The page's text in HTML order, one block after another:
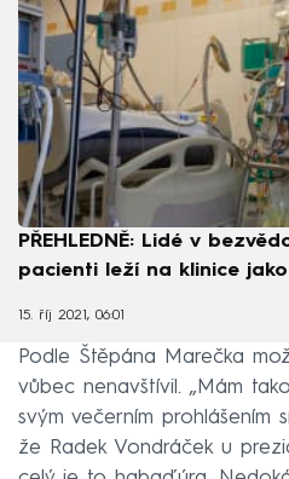
PŘEHLEDNĚ: Lidé v
pacienti leží na klinice jako
15. říj 2021, 06:01
Podle Štěpána Marečka
vůbec nenavštívil. „Mám
svým večerním prohlášením
že Radek Vondráček u